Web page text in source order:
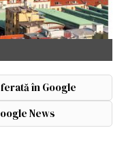
în Google
News